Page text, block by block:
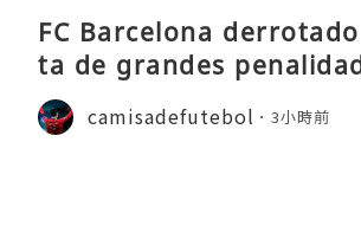
FC Barcelona
ta de grandes
-época
camisadefutebol 3小時前